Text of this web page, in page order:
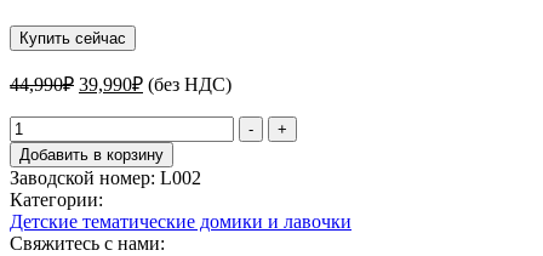
Купить сейчас
44,990₽ Первоначальная
составляла
44,990₽.
39,990₽Текущая
цена:
(без НДС)
Количество
товара
Лавка
детская
Л002
"Машинка"
-
+
Добавить в корзину
Заводской номер: L002
Категории:
Детские тематические домики и лавочки
Свяжитесь с нами: